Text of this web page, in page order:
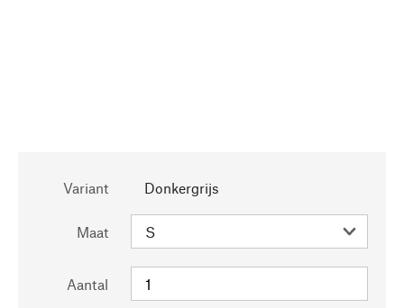
Variant Donkergrijs
Maat
Aantal